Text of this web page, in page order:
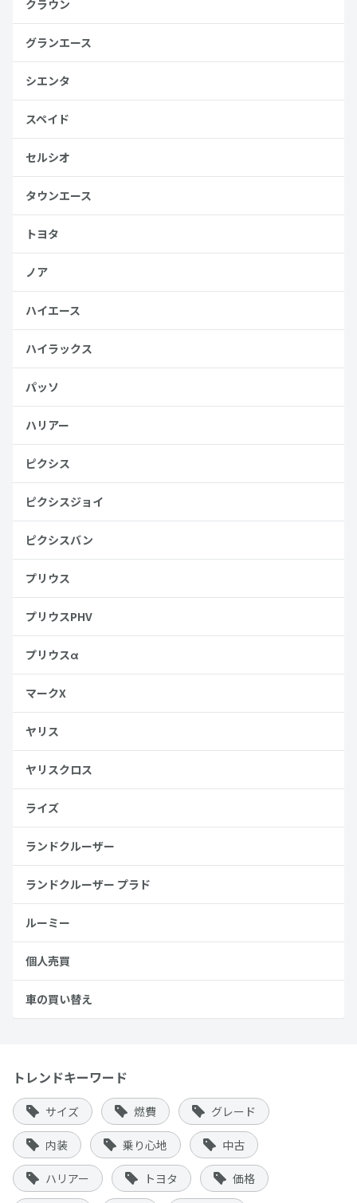
クラウン
グランエース
シエンタ
スペイド
セルシオ
タウンエース
トヨタ
ノア
ハイエース
ハイラックス
パッソ
ハリアー
ピクシス
ピクシスジョイ
ピクシスバン
プリウス
プリウスPHV
プリウスα
マークX
ヤリス
ヤリスクロス
ライズ
ランドクルーザー
ランドクルーザー プラド
ルーミー
個人売買
車の買い替え
トレンドキーワード
サイズ 燃費 グレード
内装 乗り心地 中古
ハリアー トヨタ 価格